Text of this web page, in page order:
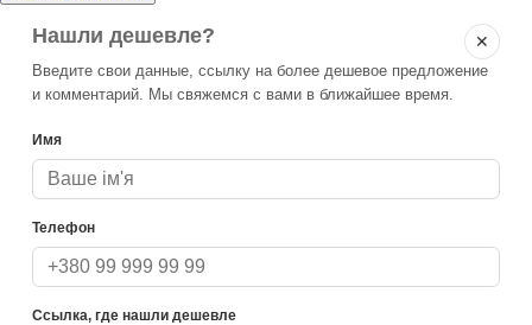
✕
Нашли дешевле?
Введите свои данные, ссылку на более дешевое предложение
и комментарий. Мы свяжемся с вами в ближайшее время.
Имя
Телефон
Ссылка, где нашли дешевле